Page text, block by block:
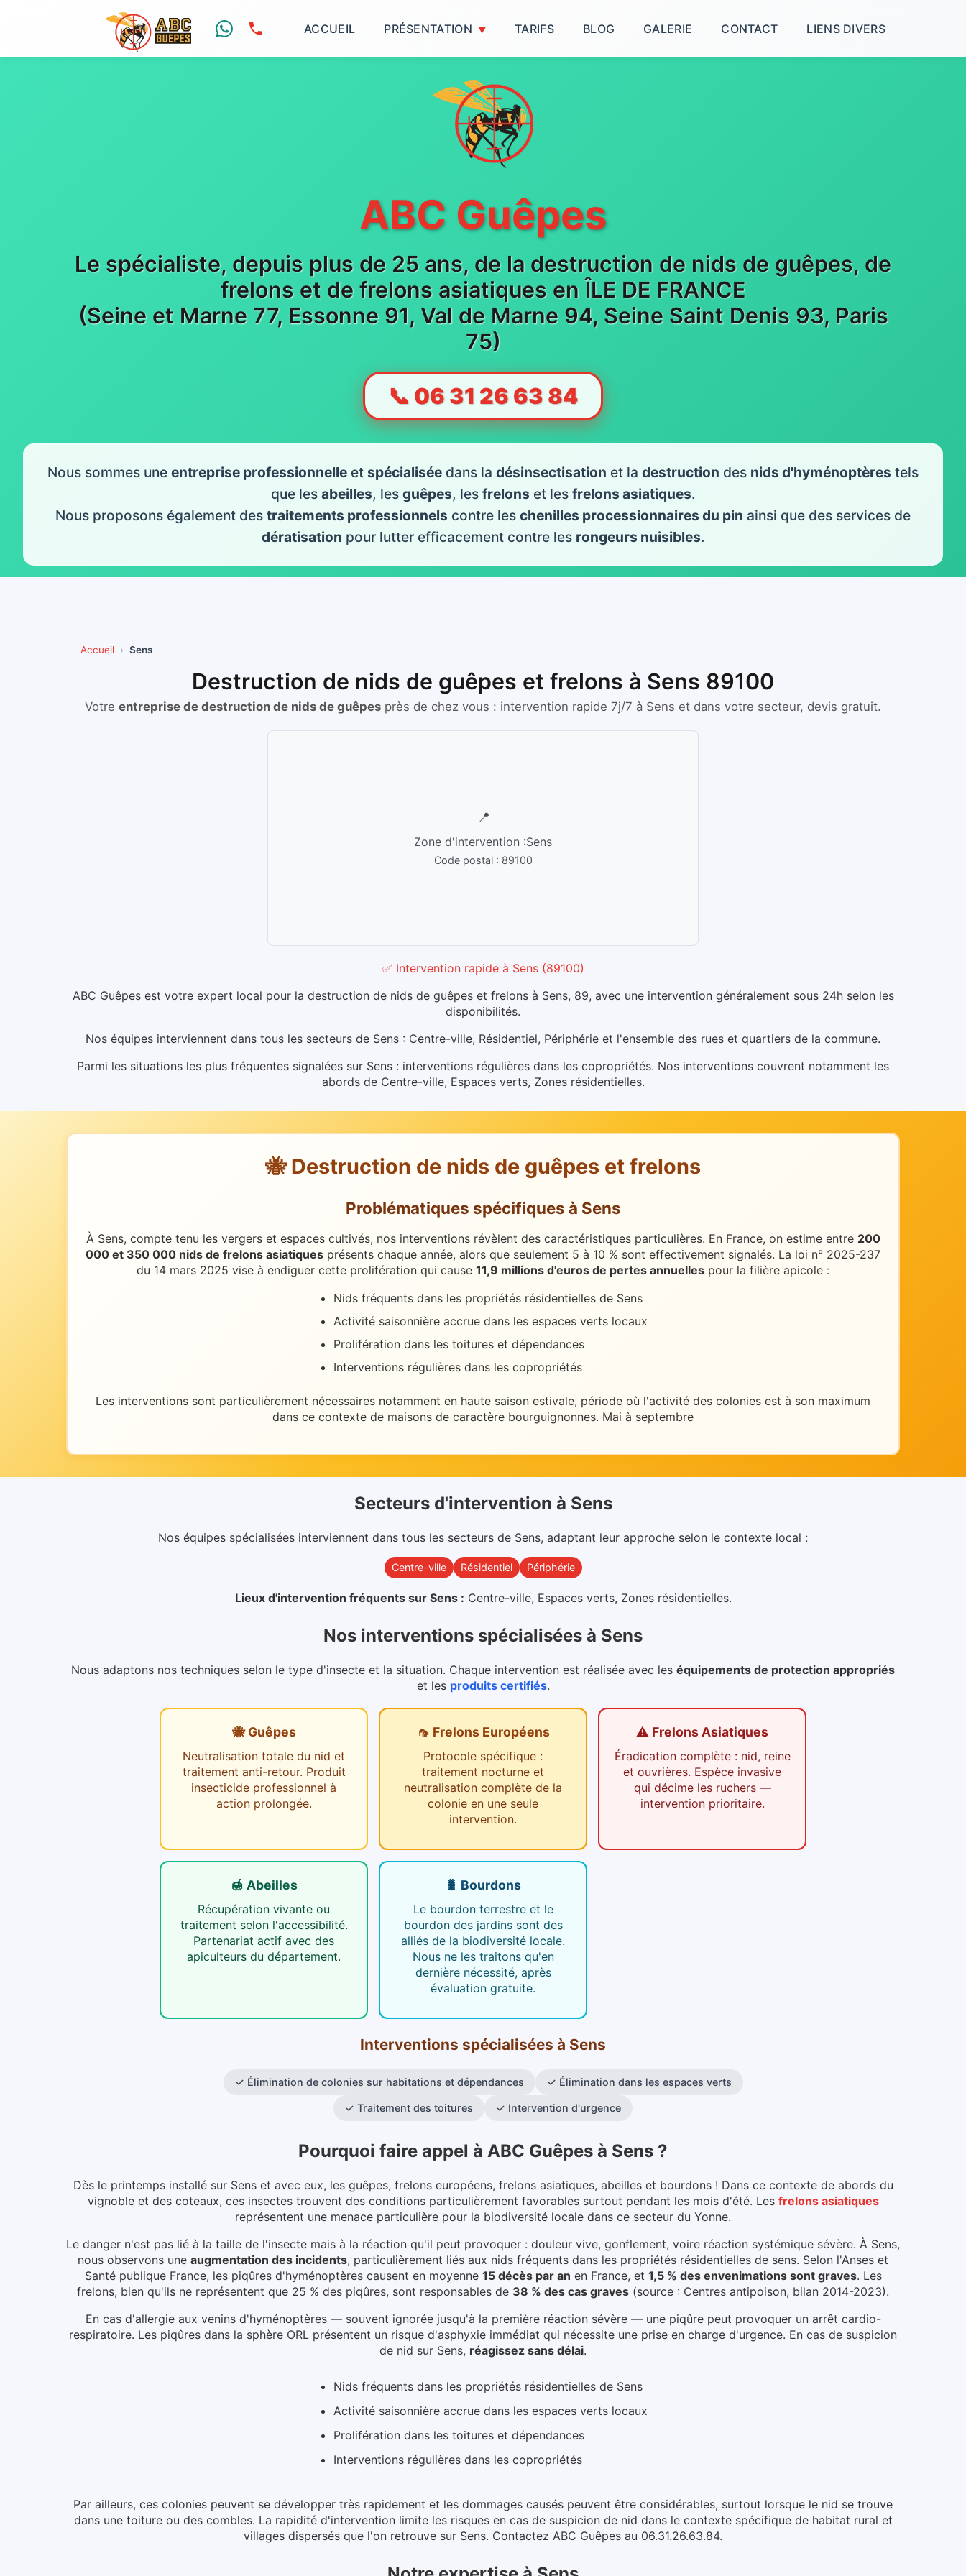
ACCUEIL PRÉSENTATION TARIFS BLOG GALERIE CONTACT LIENS DIVERS
ABC Guêpes
Le spécialiste, depuis plus de 25 ans, de la destruction de nids de guêpes, de
frelons et de frelons asiatiques en ÎLE DE FRANCE
(Seine et Marne 77, Essonne 91, Val de Marne 94, Seine Saint Denis 93, Paris
75)
📞 06 31 26 63 84
Nous sommes une entreprise professionnelle et spécialisée dans la désinsectisation et la destruction des nids d'hyménoptères tels
que les abeilles, les guêpes, les frelons et les frelons asiatiques.
Nous proposons également des traitements professionnels contre les chenilles processionnaires du pin ainsi que des services de
dératisation pour lutter efficacement contre les rongeurs nuisibles.
Accueil Sens
Destruction de nids de guêpes et frelons à Sens 89100
Votre entreprise de destruction de nids de guêpes près de chez vous : intervention rapide 7j/7 à Sens et dans votre secteur, devis gratuit.
📍
Zone d'intervention :Sens
Code postal : 89100
✅ Intervention rapide à Sens (89100)
ABC Guêpes est votre expert local pour la destruction de nids de guêpes et frelons à Sens, 89, avec une intervention généralement sous 24h selon les
disponibilités.
Nos équipes interviennent dans tous les secteurs de Sens : Centre-ville, Résidentiel, Périphérie et l'ensemble des rues et quartiers de la commune.
Parmi les situations les plus fréquentes signalées sur Sens : interventions régulières dans les copropriétés. Nos interventions couvrent notamment les
abords de Centre-ville, Espaces verts, Zones résidentielles.
🐝 Destruction de nids de guêpes et frelons
Problématiques spécifiques à Sens
À Sens, compte tenu les vergers et espaces cultivés, nos interventions révèlent des caractéristiques particulières. En France, on estime entre 200
000 et 350 000 nids de frelons asiatiques présents chaque année, alors que seulement 5 à 10 % sont effectivement signalés. La loi n° 2025-237
du 14 mars 2025 vise à endiguer cette prolifération qui cause 11,9 millions d'euros de pertes annuelles pour la filière apicole :
Nids fréquents dans les propriétés résidentielles de Sens
Activité saisonnière accrue dans les espaces verts locaux
Prolifération dans les toitures et dépendances
Interventions régulières dans les copropriétés
Les interventions sont particulièrement nécessaires notamment en haute saison estivale, période où l'activité des colonies est à son maximum
dans ce contexte de maisons de caractère bourguignonnes. Mai à septembre
Secteurs d'intervention à Sens
Nos équipes spécialisées interviennent dans tous les secteurs de Sens, adaptant leur approche selon le contexte local :
Centre-ville Résidentiel Périphérie
Lieux d'intervention fréquents sur Sens : Centre-ville, Espaces verts, Zones résidentielles.
Nos interventions spécialisées à Sens
Nous adaptons nos techniques selon le type d'insecte et la situation. Chaque intervention est réalisée avec les équipements de protection appropriés
et les produits certifiés.
🐝 Guêpes
Neutralisation totale du nid et
traitement anti-retour. Produit
insecticide professionnel à
action prolongée.
🦟 Frelons Européens
Protocole spécifique :
traitement nocturne et
neutralisation complète de la
colonie en une seule
intervention.
⚠️ Frelons Asiatiques
Éradication complète : nid, reine
et ouvrières. Espèce invasive
qui décime les ruchers —
intervention prioritaire.
🍯 Abeilles
Récupération vivante ou
traitement selon l'accessibilité.
Partenariat actif avec des
apiculteurs du département.
🐛 Bourdons
Le bourdon terrestre et le
bourdon des jardins sont des
alliés de la biodiversité locale.
Nous ne les traitons qu'en
dernière nécessité, après
évaluation gratuite.
Interventions spécialisées à Sens
✓ Élimination de colonies sur habitations et dépendances ✓ Élimination dans les espaces verts
✓ Traitement des toitures ✓ Intervention d'urgence
Pourquoi faire appel à ABC Guêpes à Sens ?
Dès le printemps installé sur Sens et avec eux, les guêpes, frelons européens, frelons asiatiques, abeilles et bourdons ! Dans ce contexte de abords du
vignoble et des coteaux, ces insectes trouvent des conditions particulièrement favorables surtout pendant les mois d'été. Les frelons asiatiques
représentent une menace particulière pour la biodiversité locale dans ce secteur du Yonne.
Le danger n'est pas lié à la taille de l'insecte mais à la réaction qu'il peut provoquer : douleur vive, gonflement, voire réaction systémique sévère. À Sens,
nous observons une augmentation des incidents, particulièrement liés aux nids fréquents dans les propriétés résidentielles de sens. Selon l'Anses et
Santé publique France, les piqûres d'hyménoptères causent en moyenne 15 décès par an en France, et 1,5 % des envenimations sont graves. Les
frelons, bien qu'ils ne représentent que 25 % des piqûres, sont responsables de 38 % des cas graves (source : Centres antipoison, bilan 2014-2023).
En cas d'allergie aux venins d'hyménoptères — souvent ignorée jusqu'à la première réaction sévère — une piqûre peut provoquer un arrêt cardio-
respiratoire. Les piqûres dans la sphère ORL présentent un risque d'asphyxie immédiat qui nécessite une prise en charge d'urgence. En cas de suspicion
de nid sur Sens, réagissez sans délai.
Nids fréquents dans les propriétés résidentielles de Sens
Activité saisonnière accrue dans les espaces verts locaux
Prolifération dans les toitures et dépendances
Interventions régulières dans les copropriétés
Par ailleurs, ces colonies peuvent se développer très rapidement et les dommages causés peuvent être considérables, surtout lorsque le nid se trouve
dans une toiture ou des combles. La rapidité d'intervention limite les risques en cas de suspicion de nid dans le contexte spécifique de habitat rural et
villages dispersés que l'on retrouve sur Sens. Contactez ABC Guêpes au 06.31.26.63.84.